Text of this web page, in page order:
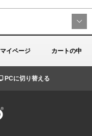
マイページ カートの中
PCに切り替える